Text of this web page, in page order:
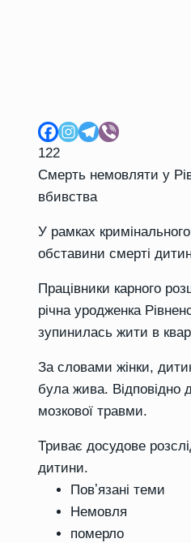
122
Смерть немовляти у
вбивства
У рамках
обставини смерті
Працівники карного
річна уродженка
зупинилась жити в
За словами жінки,
була жива. Відповідно
мозкової травми.
Триває досудове
дитини.
Повʼязані теми
Немовля
померло